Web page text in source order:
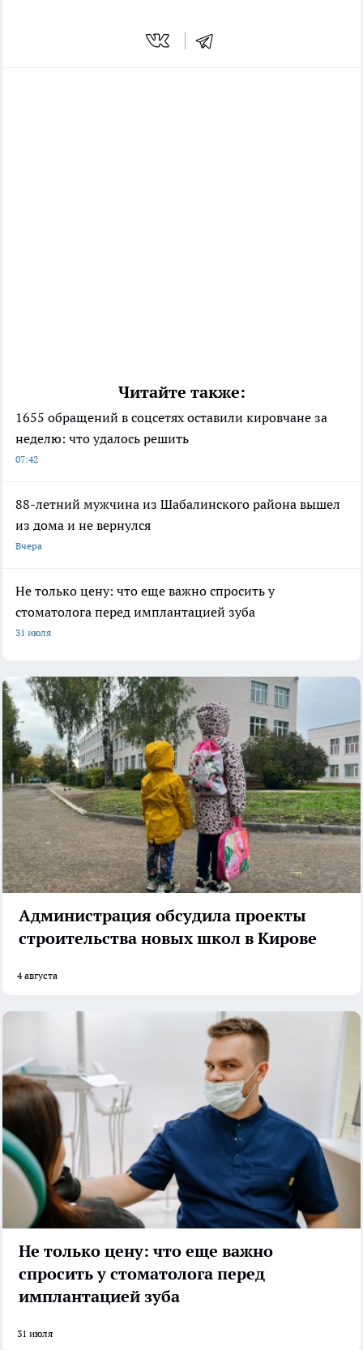
Читайте также:
1655 обращений в соцсетях оставили кировчане за
неделю: что удалось решить
07:42
88-летний мужчина из Шабалинского района вышел
из дома и не вернулся
Вчера
Не только цену: что еще важно спросить у
стоматолога перед имплантацией зуба
31 июля
Администрация обсудила проекты
строительства новых школ в Кирове
4 августа
Не только цену: что еще важно
спросить у стоматолога перед
имплантацией зуба
31 июля